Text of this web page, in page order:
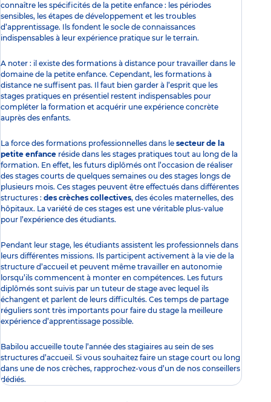
connaître les spécificités de la petite enfance : les périodes
sensibles, les étapes de développement et les troubles
d’apprentissage. Ils fondent le socle de connaissances
indispensables à leur expérience pratique sur le terrain.
A noter : il existe des formations à distance pour travailler dans le
domaine de la petite enfance. Cependant, les formations à
distance ne suffisent pas. Il faut bien garder à l’esprit que les
stages pratiques en présentiel restent indispensables pour
compléter la formation et acquérir une expérience concrète
auprès des enfants.
La force des formations professionnelles dans le secteur de la
petite enfance réside dans les stages pratiques tout au long de la
formation. En effet, les futurs diplômés ont l’occasion de réaliser
des stages courts de quelques semaines ou des stages longs de
plusieurs mois. Ces stages peuvent être effectués dans différentes
structures : des crèches collectives, des écoles maternelles, des
hôpitaux. La variété de ces stages est une véritable plus-value
pour l’expérience des étudiants.
Pendant leur stage, les étudiants assistent les professionnels dans
leurs différentes missions. Ils participent activement à la vie de la
structure d’accueil et peuvent même travailler en autonomie
lorsqu’ils commencent à monter en compétences. Les futurs
diplômés sont suivis par un tuteur de stage avec lequel ils
échangent et parlent de leurs difficultés. Ces temps de partage
réguliers sont très importants pour faire du stage la meilleure
expérience d’apprentissage possible.
Babilou accueille toute l’année des stagiaires au sein de ses
structures d’accueil. Si vous souhaitez faire un stage court ou long
dans une de nos crèches, rapprochez-vous d’un de nos conseillers
dédiés.